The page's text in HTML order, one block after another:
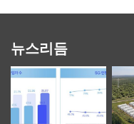
뉴스리듬